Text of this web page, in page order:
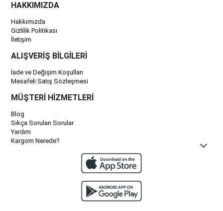
HAKKIMIZDA
Hakkımızda
Gizlilik Politikası
İletişim
ALIŞVERİŞ BİLGİLERİ
İade ve Değişim Koşulları
Mesafeli Satış Sözleşmesi
MÜŞTERİ HİZMETLERİ
Blog
Sıkça Sorulan Sorular
Yardım
Kargom Nerede?